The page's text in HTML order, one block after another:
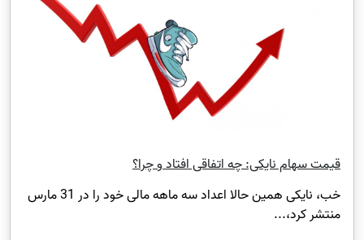
قیمت سهام نایکی: چه اتفاقی افتاد و چرا؟
خب، نایکی همین حالا اعداد سه‌ ماهه مالی خود را در 31 مارس
منتشر کرد،...